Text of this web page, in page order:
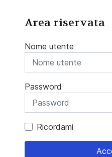
Area riservata
Nome utente
Password
Ricordami